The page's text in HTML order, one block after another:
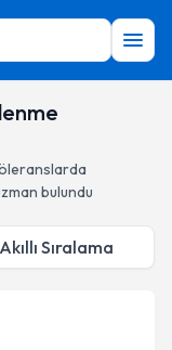
bulundu
Akıllı Sıralama